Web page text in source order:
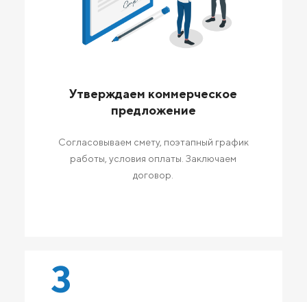
Утверждаем коммерческое
предложение
Согласовываем смету, поэтапный график
работы, условия оплаты. Заключаем
договор.
3